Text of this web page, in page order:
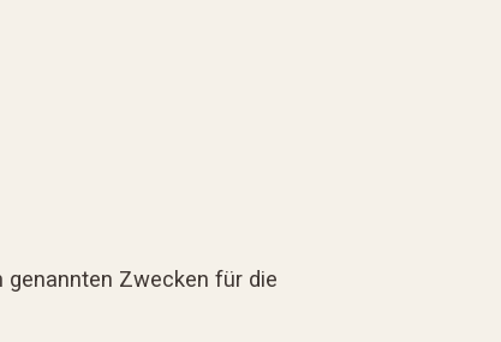
genannten Zwecken für die